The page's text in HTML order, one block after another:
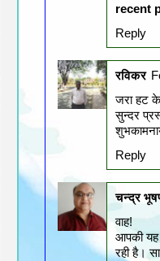
recent
Reply
रविकर
जरा हट
सुन्दर
Reply
चन्द्र
वाह!
आपकी यह
रही है।